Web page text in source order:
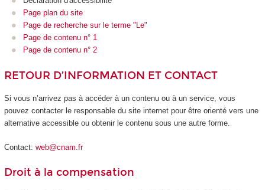
Page plan du site
Page de recherche sur le terme "Le"
Page de contenu n° 1
Page de contenu n° 2
RETOUR D’INFORMATION ET CONTACT
Si vous n’arrivez pas à accéder à un contenu ou à un service, vous
pouvez contacter le responsable du site internet pour être orienté vers une
alternative accessible ou obtenir le contenu sous une autre forme.
Contact: web@cnam.fr
Droit à la compensation